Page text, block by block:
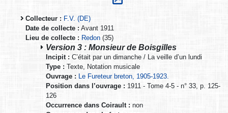
Collecteur : F.V. (DE)
Date de collecte : Avant 1911
Lieu de collecte : Redon (35)
Version 3 : Monsieur de Boisgilles
Incipit : C’était par un dimanche / La veille d’un lundi
Type : Texte, Notation musicale
Ouvrage : Le Fureteur breton, 1905-1923.
Position dans l’ouvrage : 1911 - Tome 4-5 - n° 33, p. 125-
126
Occurrence dans Coirault : non